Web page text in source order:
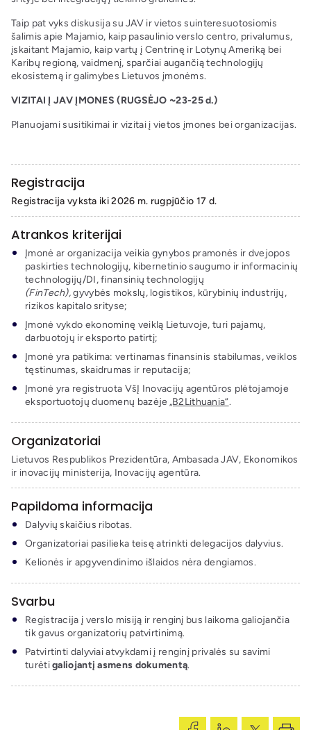
Taip pat vyks diskusija su JAV ir vietos suinteresuotosiomis
šalimis apie Majamio, kaip pasaulinio verslo centro, privalumus,
įskaitant Majamio, kaip vartų į Centrinę ir Lotynų Ameriką bei
Karibų regioną, vaidmenį, sparčiai augančią technologijų
ekosistemą ir galimybes Lietuvos įmonėms.
VIZITAI Į JAV ĮMONES (RUGSĖJO ~23-25 d.)
Planuojami susitikimai ir vizitai į vietos įmones bei organizacijas.
Registracija
Registracija vyksta iki2026 m. rugpjūčio 17 d.
Atrankos kriterijai
Įmonė ar organizacija veikia gynybos pramonės ir dvejopos
paskirties technologijų, kibernetinio saugumo ir informacinių
technologijų/DI, finansinių technologijų
(FinTech),gyvybės mokslų, logistikos, kūrybinių industrijų,
rizikos kapitalo srityse;
Įmonė vykdo ekonominę veiklą Lietuvoje, turi pajamų,
darbuotojų ir eksporto patirtį;
Įmonė yra patikima: vertinamas finansinis stabilumas, veiklos
tęstinumas, skaidrumas ir reputacija;
Įmonė yra registruota VšĮ Inovacijų agentūros plėtojamoje
eksportuotojų duomenų bazėje „B2Lithuania“.
Organizatoriai
Lietuvos Respublikos Prezidentūra, Ambasada JAV, Ekonomikos
ir inovacijų ministerija, Inovacijų agentūra.
Papildoma informacija
Dalyvių skaičius ribotas.
Organizatoriai pasilieka teisę atrinkti delegacijos dalyvius.
Kelionės ir apgyvendinimo išlaidos nėra dengiamos.
Svarbu
Registracija į verslo misiją ir renginį bus laikoma galiojančia
tik gavus organizatorių patvirtinimą.
Patvirtinti dalyviai atvykdami į renginį privalės su savimi
turėtigaliojantį asmens dokumentą.